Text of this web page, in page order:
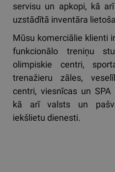
servisu un apkopi, kā
uzstādītā inventāra
Mūsu komerciālie klienti
funkcionālo treniņu
olimpiskie centri,
trenažieru zāles,
centri, viesnīcas un SPA
kā arī valsts un
iekšlietu dienesti.